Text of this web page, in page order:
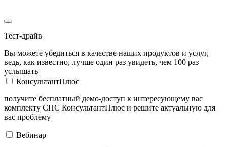
Тест-драйв
Вы можете убедиться в качестве наших продуктов и услуг,
ведь, как известно, лучше один раз увидеть, чем 100 раз
услышать
КонсультантПлюс
получите бесплатный демо-доступ к интересующему вас
комплекту СПС КонсультантПлюс и решите актуальную для
вас проблему
Вебинар